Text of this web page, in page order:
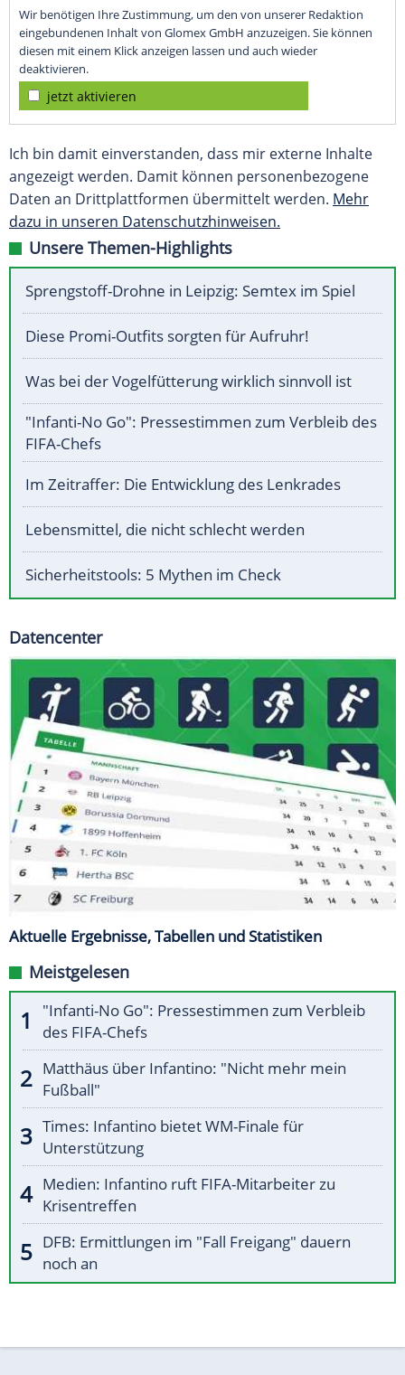
Wir benötigen Ihre Zustimmung, um den von unserer Redaktion
eingebundenen Inhalt von Glomex GmbH anzuzeigen. Sie können
diesen mit einem Klick anzeigen lassen und auch wieder
deaktivieren.
jetzt aktivieren
Ich bin damit einverstanden, dass mir externe Inhalte
angezeigt werden. Damit können personenbezogene
Daten an Drittplattformen übermittelt werden. Mehr
dazu in unseren Datenschutzhinweisen.
Unsere Themen-Highlights
Sprengstoff-Drohne in Leipzig: Semtex im Spiel
Diese Promi-Outfits sorgten für Aufruhr!
Was bei der Vogelfütterung wirklich sinnvoll ist
"Infanti-No Go": Pressestimmen zum Verbleib des
FIFA-Chefs
Im Zeitraffer: Die Entwicklung des Lenkrades
Lebensmittel, die nicht schlecht werden
Sicherheitstools: 5 Mythen im Check
Datencenter
Aktuelle Ergebnisse, Tabellen und Statistiken
Meistgelesen
"Infanti-No Go": Pressestimmen zum Verbleib
des FIFA-Chefs
Matthäus über Infantino: "Nicht mehr mein
Fußball"
Times: Infantino bietet WM-Finale für
Unterstützung
Medien: Infantino ruft FIFA-Mitarbeiter zu
Krisentreffen
DFB: Ermittlungen im "Fall Freigang" dauern
noch an